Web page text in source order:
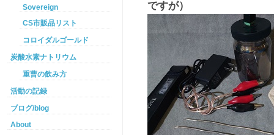
ですが）
Sovereign
CS市販品リスト
コロイダルゴールド
炭酸水素ナトリウム
重曹の飲み方
活動の記録
ブログ/blog
About